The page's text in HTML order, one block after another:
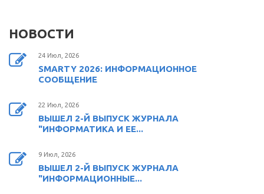
НОВОСТИ
24 Июл, 2026
SMARTY 2026: ИНФОРМАЦИОННОЕ
СООБЩЕНИЕ
22 Июл, 2026
ВЫШЕЛ 2-Й ВЫПУСК ЖУРНАЛА
"ИНФОРМАТИКА И ЕЕ...
9 Июл, 2026
ВЫШЕЛ 2-Й ВЫПУСК ЖУРНАЛА
"ИНФОРМАЦИОННЫЕ...